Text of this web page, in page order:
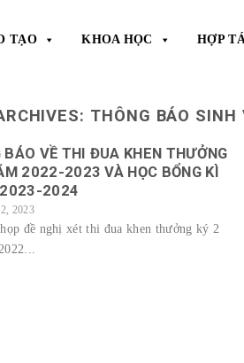
TẠO KHOA HỌC HỢP
THÔNG BÁO SINH
BÁO VỀ THI ĐUA KHEN THƯỞNG
2022-2023 VÀ HỌC BỔNG KÌ
2024
2023
đề nghị xét thi đua khen thưởng ký 2